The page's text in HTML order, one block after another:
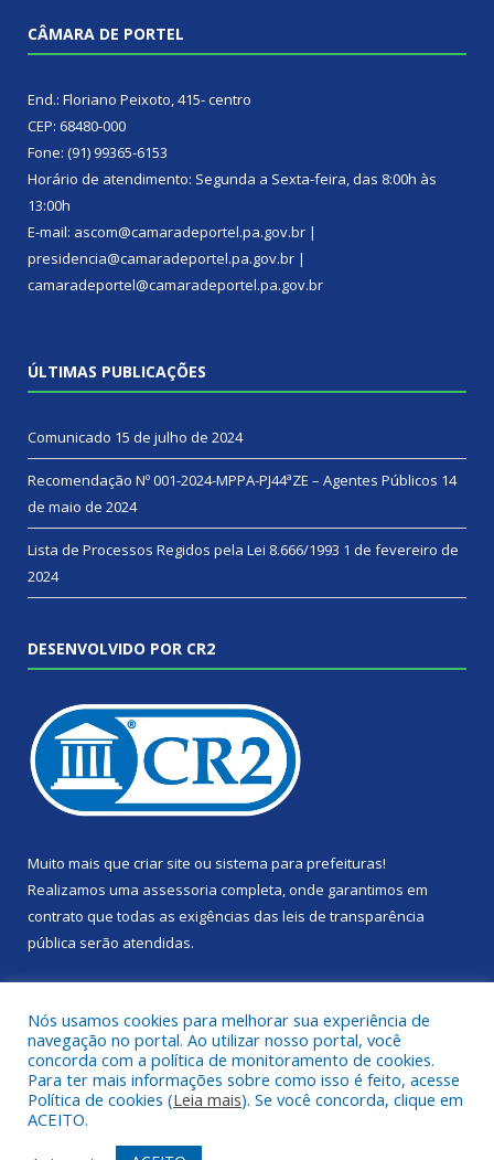
CÂMARA DE PORTEL
End.: Floriano Peixoto, 415- centro
CEP: 68480-000
Fone: (91) 99365-6153
Horário de atendimento: Segunda a Sexta-feira, das 8:00h às
13:00h
E-mail: ascom@camaradeportel.pa.gov.br |
presidencia@camaradeportel.pa.gov.br |
camaradeportel@camaradeportel.pa.gov.br
ÚLTIMAS PUBLICAÇÕES
Comunicado 15 de julho de 2024
Recomendação Nº 001-2024-MPPA-PJ44ªZE – Agentes Públicos 14
de maio de 2024
Lista de Processos Regidos pela Lei 8.666/1993 1 de fevereiro de
2024
DESENVOLVIDO POR CR2
Muito mais que criar site ou sistema para prefeituras!
Realizamos uma assessoria completa, onde garantimos em
contrato que todas as exigências das leis de transparência
pública serão atendidas.
Todos os direitos reservados a Câmara Municipal de Portel.
Nós usamos cookies para melhorar sua experiência de
navegação no portal. Ao utilizar nosso portal, você
concorda com a política de monitoramento de cookies.
Para ter mais informações sobre como isso é feito, acesse
Política de cookies (Leia mais). Se você concorda, clique em
ACEITO.